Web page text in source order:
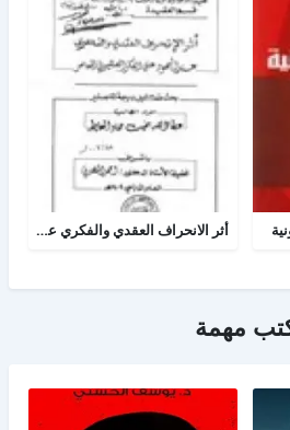
أثر الانحراف العقدي والفكري عند اليهود على الفكر الصهيوني المعاصر
مهمة